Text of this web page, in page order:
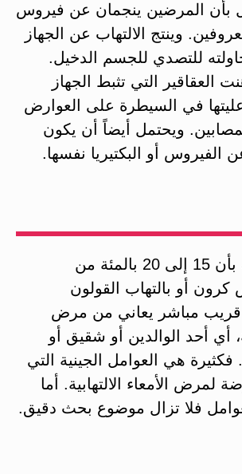
بأن المرضين ينجمان عن فيروس
وينتج الالتهاب عن الجهاز
للتصدي للجسم الدخيل.
العقاقير التي تثبط الجهاز
في السيطرة على العوارض
ويحتمل أيضاً أن يكون
عن الفيروس أو البكتيريا نفسها.
تفيد الإحصاءات بأن 15 إلى 20 بالمئة من
كرون أو بالتهاب القولون
قريب مباشر يعاني من مرض
أي أحد الوالدين أو شقيق أو
هي العوامل الجينية التي
لمرض الأمعاء الالتهابية. أما
فلا تزال موضوع بحث دقيق.